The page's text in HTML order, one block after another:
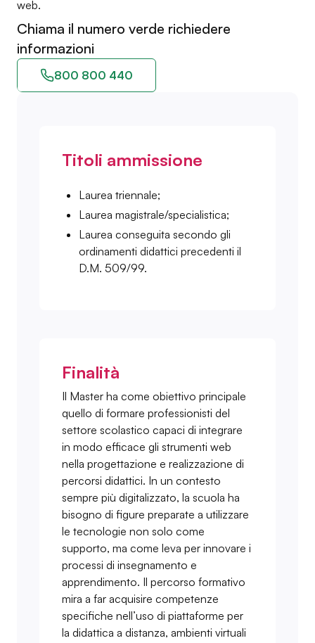
web.
Chiama il numero verde richiedere
informazioni
800 800 440
Titoli ammissione
Laurea triennale;
Laurea magistrale/specialistica;
Laurea conseguita secondo gli
ordinamenti didattici precedenti il
D.M. 509/99.
Finalità
Il Master ha come obiettivo principale
quello di formare professionisti del
settore scolastico capaci di integrare
in modo efficace gli strumenti web
nella progettazione e realizzazione di
percorsi didattici. In un contesto
sempre più digitalizzato, la scuola ha
bisogno di figure preparate a utilizzare
le tecnologie non solo come
supporto, ma come leva per innovare i
processi di insegnamento e
apprendimento. Il percorso formativo
mira a far acquisire competenze
specifiche nell’uso di piattaforme per
la didattica a distanza, ambienti virtuali